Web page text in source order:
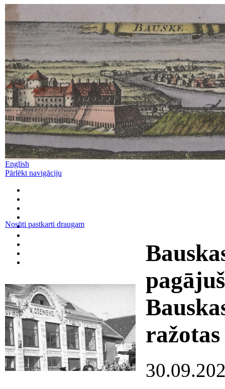
English
Pārlēkt navigāciju
Nosūti pastkarti draugam